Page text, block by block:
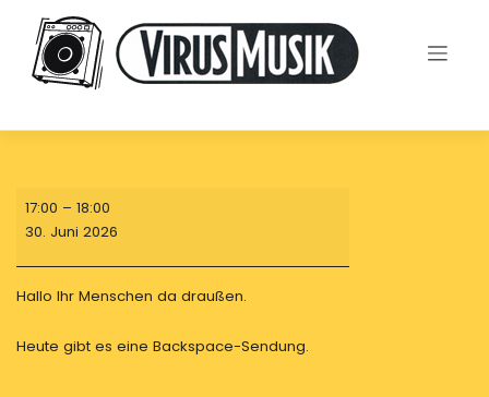
content
Backspace
am
Dienstag
17:00 – 18:00
30. Juni 2026
Hallo Ihr Menschen da draußen.
Heute gibt es eine Backspace-Sendung.